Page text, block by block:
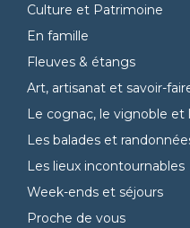
Culture et Patrimoine
En famille
Fleuves & étangs
Art, artisanat et savoir-
Le cognac, le vignoble et
Les balades et
Les lieux incontournables
Week-ends et séjours
Proche de vous